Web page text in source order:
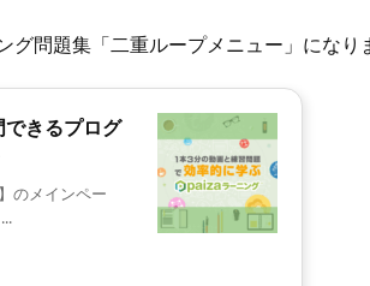
問題集「二重ループメニュー」になり
きるプログ
のメインペー